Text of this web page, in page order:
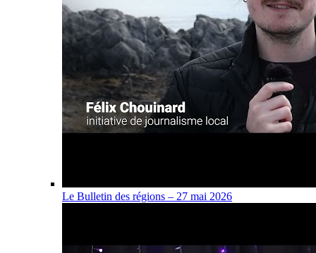
Le Bulletin des régions – 27 mai 2026